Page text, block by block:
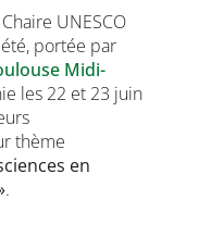
UNESCO
portée par
Midi-
les 22 et 23 juin
thème
en
.